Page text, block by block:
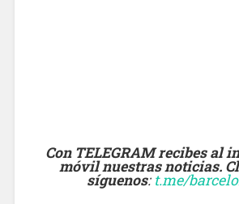
Con TELEGRAM recibes al
móvil nuestras noticias.
síguenos: t.me/